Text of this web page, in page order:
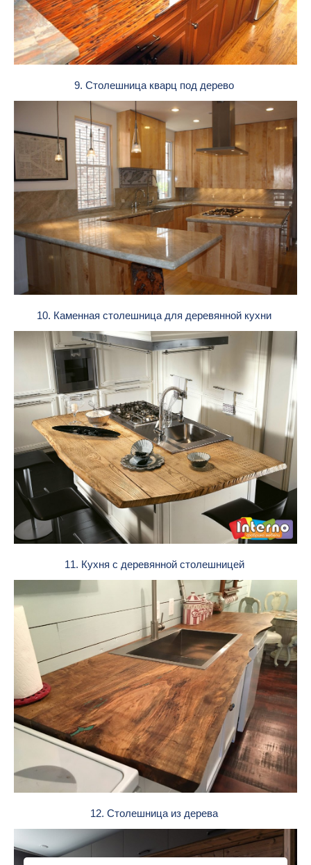
9. Столешница кварц под дерево
10. Каменная столешница для деревянной кухни
11. Кухня с деревянной столешницей
12. Столешница из дерева